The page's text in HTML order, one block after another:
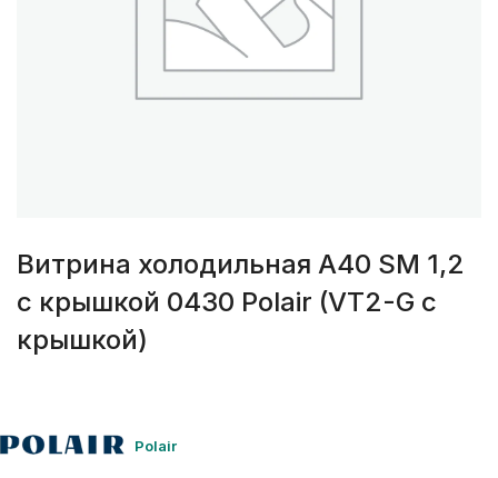
Витрина холодильная A40 SM 1,2
с крышкой 0430 Polair (VT2-G с
крышкой)
Polair